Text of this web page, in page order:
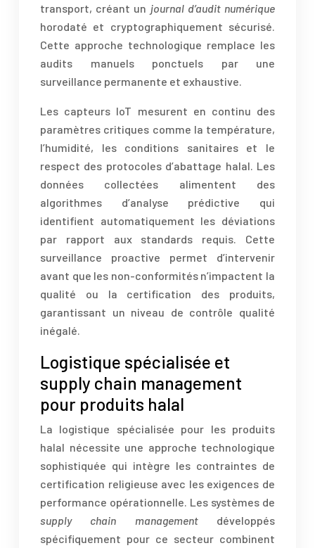
transport, créant un journal d’audit numérique
horodaté et cryptographiquement sécurisé.
Cette approche technologique remplace les
audits manuels ponctuels par une
surveillance permanente et exhaustive.
Les capteurs IoT mesurent en continu des
paramètres critiques comme la température,
l’humidité, les conditions sanitaires et le
respect des protocoles d’abattage halal. Les
données collectées alimentent des
algorithmes d’analyse prédictive qui
identifient automatiquement les déviations
par rapport aux standards requis. Cette
surveillance proactive permet d’intervenir
avant que les non-conformités n’impactent la
qualité ou la certification des produits,
garantissant un niveau de contrôle qualité
inégalé.
Logistique spécialisée et
supply chain management
pour produits halal
La logistique spécialisée pour les produits
halal nécessite une approche technologique
sophistiquée qui intègre les contraintes de
certification religieuse avec les exigences de
performance opérationnelle. Les systèmes de
supply chain management développés
spécifiquement pour ce secteur combinent